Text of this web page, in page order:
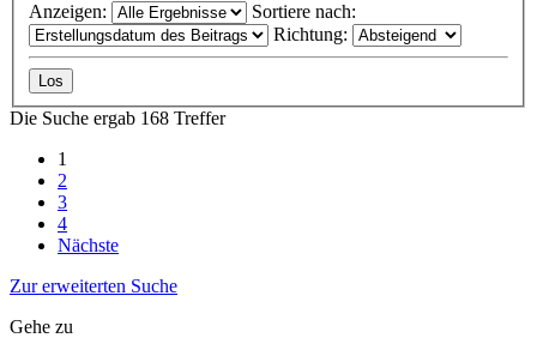
Anzeigen:
Sortiere nach:
Richtung:
Die Suche ergab 168 Treffer
1
2
3
4
Nächste
Zur erweiterten Suche
Gehe zu